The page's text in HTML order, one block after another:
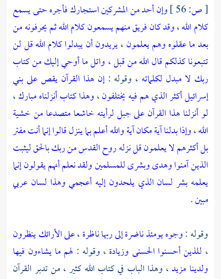
[ص:
وإن أحد من المشركين استجارك فأجره حتى يسمع
كلام الله،وقد كان فريق منهم يسمعون كلام الله ثم يحرفونه من
بعد ما عقلوه وهم يعلمون ،يريدون أن يبدلوا كلام الله قل لن
تتبعونا كذلكم قال الله من قبل، واتل ما أوحي إليك من كتاب
ربك لا مبدل لكلماته ، وقوله :إن هذا القرآن يقص على بني
إسرائيل أكثر الذي هم فيه يختلفون،وهذا كتاب أنزلناه مبارك،
لو أنزلنا هذا القرآن على جبل لرأيته خاشعا متصدعا من خشية
الله،وإذا بدلنا آية مكان آية والله أعلم بما ينزل قالوا إنما أنت مفتر
بل أكثرهم لا يعلمون قل نزله روح القدس من ربك بالحق ليثبت
الذين آمنوا وهدى وبشرى للمسلمين ولقد نعلم أنهم يقولون إنما
يعلمه بشر لسان الذي يلحدون إليه أعجمي وهذا لسان عربي
مبين.
وقوله :وجوه يومئذ ناضرة إلى ربها ناظرة،على الأرائك ينظرون
، للذين أحسنوا الحسنى وزيادة ، وقوله : لهم ما يشاءون فيها
ولدينا مزيد، وهذا الباب في كتاب الله كثير ، من تدبر القرآن